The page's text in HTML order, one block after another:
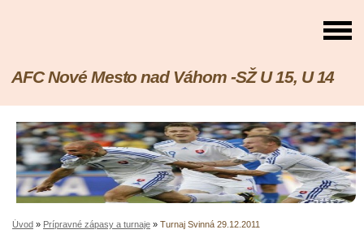
AFC Nové Mesto nad Váhom -SŽ U 15, U 14
Úvod » Prípravné zápasy a turnaje » Turnaj Svinná 29.12.2011